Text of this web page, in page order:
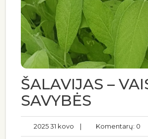
ŠALAVIJAS –
SAVYBĖS
2025 31 kovo | Komentarų: 0